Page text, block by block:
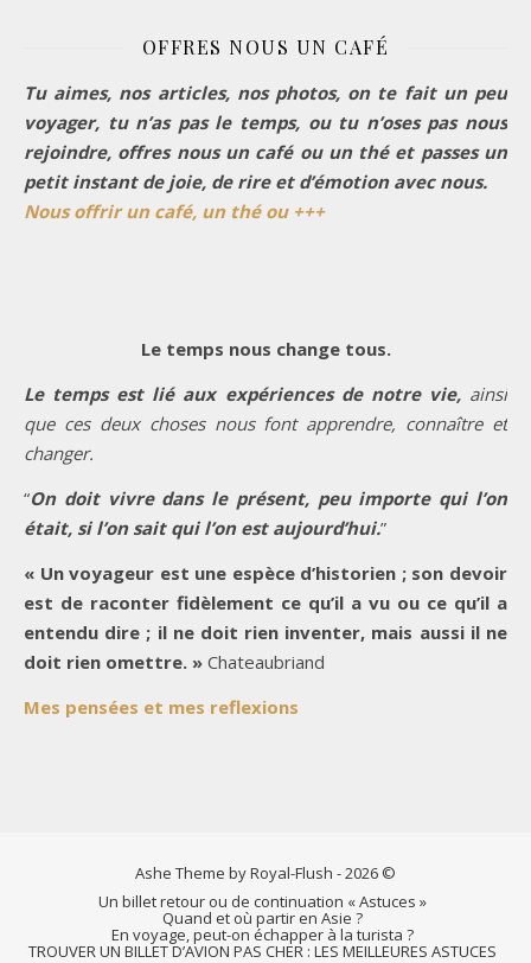
OFFRES NOUS UN CAFÉ
Tu aimes, nos articles, nos photos, on te fait un peu
voyager, tu n’as pas le temps, ou tu n’oses pas nous
rejoindre, offres nous un café ou un thé et passes un
petit instant de joie, de rire et d’émotion avec nous.
Nous offrir un café, un thé ou +++
Le temps nous change tous.
Le temps est lié aux expériences de notre vie, ainsi
que ces deux choses nous font apprendre, connaître et
changer.
“On doit vivre dans le présent, peu importe qui l’on
était, si l’on sait qui l’on est aujourd’hui.”
« Un voyageur est une espèce d’historien ; son devoir
est de raconter fidèlement ce qu’il a vu ou ce qu’il a
entendu dire ; il ne doit rien inventer, mais aussi il ne
doit rien omettre. » Chateaubriand
Mes pensées et mes reflexions
Ashe Theme by Royal-Flush - 2026 ©
Un billet retour ou de continuation « Astuces »
Quand et où partir en Asie ?
En voyage, peut-on échapper à la turista ?
TROUVER UN BILLET D’AVION PAS CHER : LES MEILLEURES ASTUCES